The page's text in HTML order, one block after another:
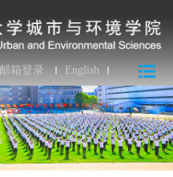
邮箱登录 English